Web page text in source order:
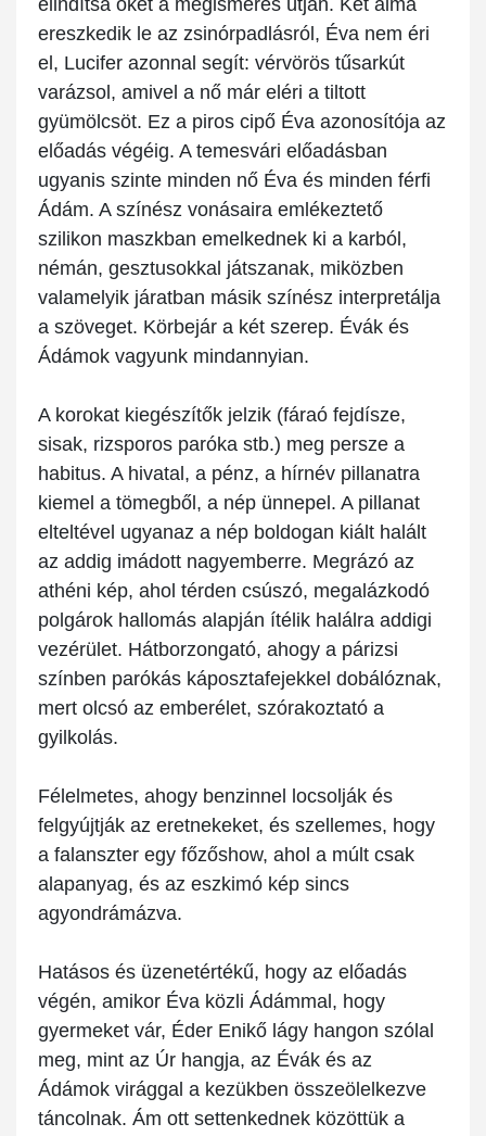
elindítsa őket a megismerés útján. Két alma
ereszkedik le az zsinórpadlásról, Éva nem éri
el, Lucifer azonnal segít: vérvörös tűsarkút
varázsol, amivel a nő már eléri a tiltott
gyümölcsöt. Ez a piros cipő Éva azonosítója az
előadás végéig. A temesvári előadásban
ugyanis szinte minden nő Éva és minden férfi
Ádám. A színész vonásaira emlékeztető
szilikon maszkban emelkednek ki a karból,
némán, gesztusokkal játszanak, miközben
valamelyik járatban másik színész interpretálja
a szöveget. Körbejár a két szerep. Évák és
Ádámok vagyunk mindannyian.
A korokat kiegészítők jelzik (fáraó fejdísze,
sisak, rizsporos paróka stb.) meg persze a
habitus. A hivatal, a pénz, a hírnév pillanatra
kiemel a tömegből, a nép ünnepel. A pillanat
elteltével ugyanaz a nép boldogan kiált halált
az addig imádott nagyemberre. Megrázó az
athéni kép, ahol térden csúszó, megalázkodó
polgárok hallomás alapján ítélik halálra addigi
vezérület. Hátborzongató, ahogy a párizsi
színben parókás káposztafejekkel dobálóznak,
mert olcsó az emberélet, szórakoztató a
gyilkolás.
Félelmetes, ahogy benzinnel locsolják és
felgyújtják az eretnekeket, és szellemes, hogy
a falanszter egy főzőshow, ahol a múlt csak
alapanyag, és az eszkimó kép sincs
agyondrámázva.
Hatásos és üzenetértékű, hogy az előadás
végén, amikor Éva közli Ádámmal, hogy
gyermeket vár, Éder Enikő lágy hangon szólal
meg, mint az Úr hangja, az Évák és az
Ádámok virággal a kezükben összeölelkezve
táncolnak. Ám ott settenkednek közöttük a